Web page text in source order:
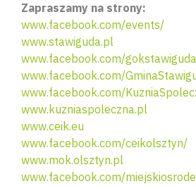
Zapraszamy na strony:
www.facebook.com/events/
www.stawiguda.pl
www.facebook.com/gokstawiguda
www.facebook.com/
www.facebook.com/
www.kuzniaspoleczna.pl
www.ceik.eu
www.facebook.com/ceikolsztyn/
www.mok.olsztyn.pl
www.facebook.com/